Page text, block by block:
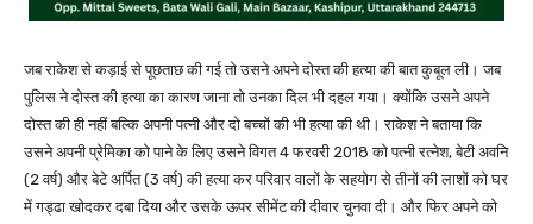
जब राकेश से कड़ाई से पूछताछ की गई तो उसने अपने दोस्त की हत्या की बात कुबूल ली। जब
पुलिस ने दोस्त की हत्या का कारण जाना तो उनका दिल भी दहल गया। क्योंकि उसने अपने
दोस्त की ही नहीं बल्कि अपनी पत्नी और दो बच्चों की भी हत्या की थी। राकेश ने बताया कि
उसने अपनी प्रेमिका को पाने के लिए उसने विगत 4 फरवरी 2018 को पत्नी रत्नेश, बेटी अवनि
(2 वर्ष) और बेटे अर्पित (3 वर्ष) की हत्या कर परिवार वालों के सहयोग से तीनों की लाशों को घर
में गड्ढा खोदकर दबा दिया और उसके ऊपर सीमेंट की दीवार चुनवा दी। और फिर अपने को